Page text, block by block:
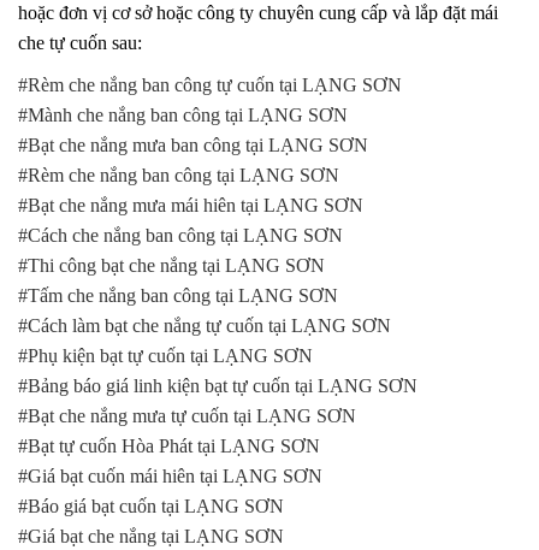
hoặc đơn vị cơ sở hoặc công ty chuyên cung cấp và lắp đặt mái
che tự cuốn sau:
#Rèm che nắng ban công tự cuốn tại LẠNG SƠN
#Mành che nắng ban công tại LẠNG SƠN
#Bạt che nắng mưa ban công tại LẠNG SƠN
#Rèm che nắng ban công tại LẠNG SƠN
#Bạt che nắng mưa mái hiên tại LẠNG SƠN
#Cách che nắng ban công tại LẠNG SƠN
#Thi công bạt che nắng tại LẠNG SƠN
#Tấm che nắng ban công tại LẠNG SƠN
#Cách làm bạt che nắng tự cuốn tại LẠNG SƠN
#Phụ kiện bạt tự cuốn tại LẠNG SƠN
#Bảng báo giá linh kiện bạt tự cuốn tại LẠNG SƠN
#Bạt che nắng mưa tự cuốn tại LẠNG SƠN
#Bạt tự cuốn Hòa Phát tại LẠNG SƠN
#Giá bạt cuốn mái hiên tại LẠNG SƠN
#Báo giá bạt cuốn tại LẠNG SƠN
#Giá bạt che nắng tại LẠNG SƠN